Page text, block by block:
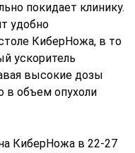
покидает клинику.
удобно
КиберНожа, в то
ускоритель
высокие дозы
в объем опухоли
КиберНожа в 22-27